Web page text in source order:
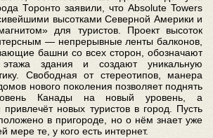
Торонто заявили, что Absolute Towers
высотками Северной Америки и
для туристов. Проект высоток
— непрерывные ленты балконов,
башни со всех сторон, обозначают
этажа здания и создают уникальную
Свободная от стереотипов, манера
нового поколения позволяет поднять
Канады на новый уровень, а
новых туристов в город. Пусть
в пригороде, но о нём знает уже
мере те, у кого есть интернет.